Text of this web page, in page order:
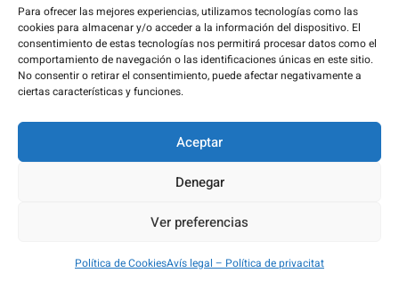
Para ofrecer las mejores experiencias, utilizamos tecnologías como las
cookies para almacenar y/o acceder a la información del dispositivo. El
consentimiento de estas tecnologías nos permitirá procesar datos como el
comportamiento de navegación o las identificaciones únicas en este sitio.
No consentir o retirar el consentimiento, puede afectar negativamente a
ciertas características y funciones.
Aceptar
Denegar
Ver preferencias
Política de CookiesAvís legal – Política de privacitat
Chatu Tech-Witeklab participa en el
desenvolupament de nous sensors
per a la detecció i monitorització de
la corrosió atmosfèrica en
infraestructures metàl·liques
21 des., 2025